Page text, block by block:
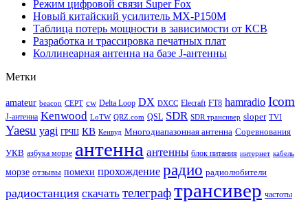
Режим цифровой связи Super Fox
Новый китайский усилитель MX-P150M
Таблица потерь мощности в зависимости от КСВ
Разработка и трассировка печатных плат
Коллинеарная антенна на базе J-антенны
Метки
amateur beacon CEPT cw Delta Loop DX DXCC Elecraft FT8 hamradio Icom
J-антенна Kenwood LoTW QRZ.com QSL SDR SDR трансивер sloper TVI
Yaesu yagi ГРЧЦ КВ Кенвуд Многодиапазонная антенна Соревнования
УКВ азбука морзе антенна антенны блок питания интернет кабель
морзе отзывы помехи прохождение радио радиолюбители
радиостанция скачать телеграфтрансивер частоты